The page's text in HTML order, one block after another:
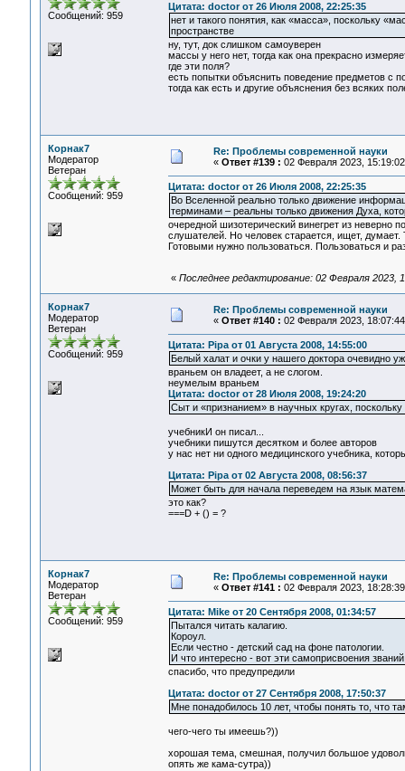
Сообщений: 959
Цитата: doctor от 26 Июля 2008, 22:25:35
нет и такого понятия, как «масса», поскольку
пространстве
ну, тут, док слишком самоуверен
массы у него нет, тогда как она прекрасно
где эти поля?
есть попытки объяснить поведение предметов
тогда как есть и другие объяснения без всяких
Корнак7
Модератор
Ветеран
Сообщений: 959
Re: Проблемы современной науки
« Ответ #139 : 02 Февраля 2023,
Цитата: doctor от 26 Июля 2008, 22:25:35
Во Вселенной реально только движение
терминами – реальны только движения Духа,
очередной шизотерический винегрет из неверно
слушателей. Но человек старается, ищет, думает.
Готовыми нужно пользоваться. Пользоваться и
« Последнее редактирование: 02 Февраля 2023,
Корнак7
Модератор
Ветеран
Сообщений: 959
Re: Проблемы современной науки
« Ответ #140 : 02 Февраля 2023,
Цитата: Pipa от 01 Августа 2008, 14:55:00
Белый халат и очки у нашего доктора очевидно
враньем он владеет, а не слогом.
неумелым враньем
Цитата: doctor от 28 Июля 2008, 19:24:20
Сыт и «признанием» в научных кругах,
учебникИ он писал...
учебники пишутся десятком и более авторов
у нас нет ни одного медицинского учебника,
Цитата: Pipa от 02 Августа 2008, 08:56:37
Может быть для начала переведем на язык
это как?
===D + () = ?
Корнак7
Модератор
Ветеран
Сообщений: 959
Re: Проблемы современной науки
« Ответ #141 : 02 Февраля 2023,
Цитата: Mike от 20 Сентября 2008, 01:34:57
Пытался читать калагию.
Короул.
Если честно - детский сад на фоне патологии.
И что интересно - вот эти самоприсвоения
спасибо, что предупредили
Цитата: doctor от 27 Сентября 2008, 17:50:37
Мне понадобилось 10 лет, чтобы понять то, что
чего-чего ты имеешь?))
хорошая тема, смешная, получил большое
опять же кама-сутра))